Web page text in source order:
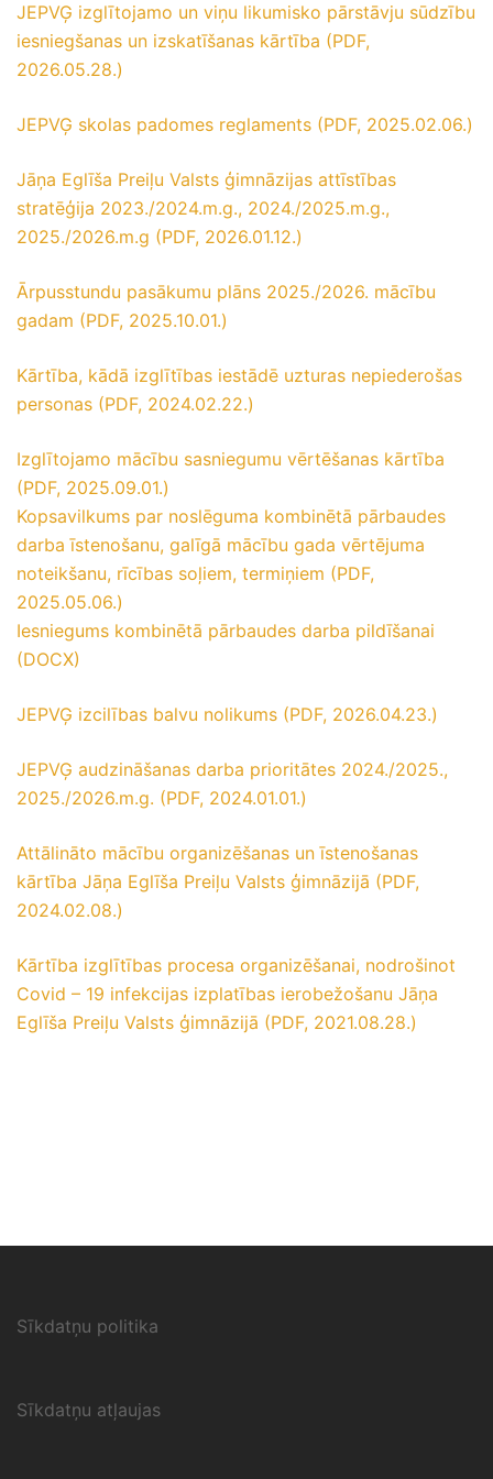
JEPVĢ izglītojamo un viņu likumisko pārstāvju sūdzību
iesniegšanas un izskatīšanas kārtība (PDF,
2026.05.28.)
JEPVĢ skolas padomes reglaments (PDF, 2025.02.06.)
Jāņa Eglīša Preiļu Valsts ģimnāzijas attīstības
stratēģija 2023./2024.m.g., 2024./2025.m.g.,
2025./2026.m.g (PDF, 2026.01.12.)
Ārpusstundu pasākumu plāns 2025./2026. mācību
gadam (PDF, 2025.10.01.)
Kārtība, kādā izglītības iestādē uzturas nepiederošas
personas (PDF, 2024.02.22.)
Izglītojamo mācību sasniegumu vērtēšanas kārtība
(PDF, 2025.09.01.)
Kopsavilkums par noslēguma kombinētā pārbaudes
darba īstenošanu, galīgā mācību gada vērtējuma
noteikšanu, rīcības soļiem, termiņiem (PDF,
2025.05.06.)
Iesniegums kombinētā pārbaudes darba pildīšanai
(DOCX)
JEPVĢ izcilības balvu nolikums (PDF, 2026.04.23.)
JEPVĢ audzināšanas darba prioritātes 2024./2025.,
2025./2026.m.g. (PDF, 2024.01.01.)
Attālināto mācību organizēšanas un īstenošanas
kārtība Jāņa Eglīša Preiļu Valsts ģimnāzijā (PDF,
2024.02.08.)
Kārtība izglītības procesa organizēšanai, nodrošinot
Covid – 19 infekcijas izplatības ierobežošanu Jāņa
Eglīša Preiļu Valsts ģimnāzijā (PDF, 2021.08.28.)
Sīkdatņu politika
Sīkdatņu atļaujas